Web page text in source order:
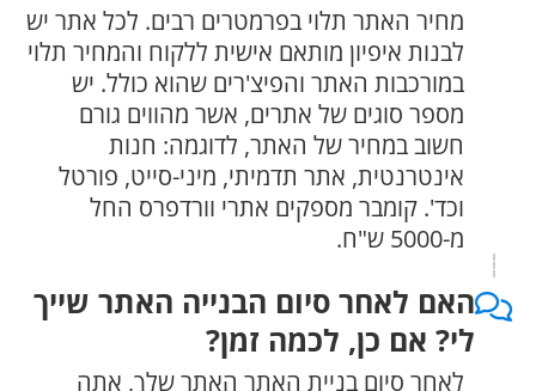
מחיר האתר תלוי בפרמטרים רבים. לכל אתר יש
לבנות איפיון מותאם אישית ללקוח והמחיר תלוי
במורכבות האתר והפיצ'רים שהוא כולל. יש
מספר סוגים של אתרים, אשר מהווים גורם
חשוב במחיר של האתר, לדוגמה: חנות
אינטרנטית, אתר תדמיתי, מיני-סייט, פורטל
וכד'. קומבר מספקים אתרי וורדפרס החל
מ-5000 ש"ח.
האם לאחר סיום הבנייה האתר שייך
לי? אם כן, לכמה זמן?
לאחר סיום בניית האתר האתר שלך, אתה